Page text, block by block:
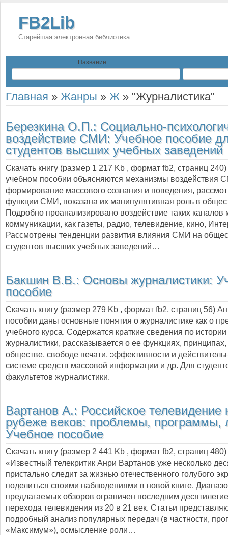
FB2Lib
Старейшая электронная библиотека
Название
Главная » Жанры » Ж » "Журналистика"
Березкина О.П.: Социально-
воздействие СМИ: Учебное пособие
студентов высших учебных заведений
Скачать книгу (размер 1 217 Kb , формат fb2, страниц 240
учебном пособии объясняются механизмы воздействия
формирование массового сознания и поведения,
функции СМИ, показана их манипулятивная роль в
Подробно проанализировано воздействие таких каналов
коммуникации, как газеты, радио, телевидение, кино,
Рассмотрены тенденции развития влияния СМИ на
студентов высших учебных заведений…
Бакшин В.В.: Основы журналистики:
пособие
Скачать книгу (размер 279 Kb , формат fb2, страниц 56)
пособии даны основные понятия о журналистике как о
учебного курса. Содержатся краткие сведения по истории
журналистики, рассказывается о ее функциях,
обществе, свободе печати, эффективности и
системе средств массовой информации и др. Для
факультетов журналистики.
Вартанов А.: Российское телевидение
рубеже веков: проблемы, программы,
Учебное пособие
Скачать книгу (размер 2 441 Kb , формат fb2, страниц 480
«Известный телекритик Анри Вартанов уже несколько
пристально следит за жизнью отечественного голубого
поделиться своими наблюдениями в новой книге.
предлагаемых обзоров ограничен последним
перехода телевидения из 20 в 21 век. Статьи
подробный анализ популярных передач (в частности,
«Максимум»), осмысление роли…